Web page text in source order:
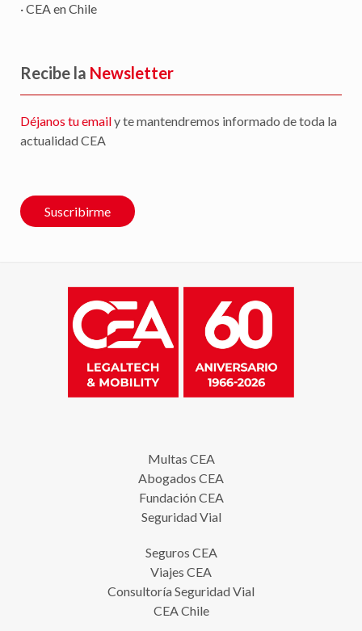
· CEA en Chile
Recibe la Newsletter
Déjanos tu emaily te mantendremos informado de toda la
actualidad CEA
Suscribirme
Multas CEA
Abogados CEA
Fundación CEA
Seguridad Vial
Seguros CEA
Viajes CEA
Consultoría Seguridad Vial
CEA Chile